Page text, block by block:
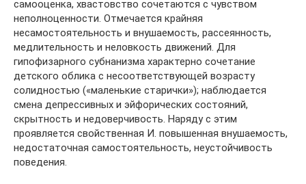
самооценка, хвастовство сочетаются с чувством
неполноценности. Отмечается крайняя
несамостоятельность и внушаемость, рассеянность,
медлительность и неловкость движений. Для
гипофизарного субнанизма характерно сочетание
детского облика с несоответствующей возрасту
солидностью («маленькие старички»); наблюдается
смена депрессивных и эйфорических состояний,
скрытность и недоверчивость. Наряду с этим
проявляется свойственная И. повышенная внушаемость,
недостаточная самостоятельность, неустойчивость
поведения.